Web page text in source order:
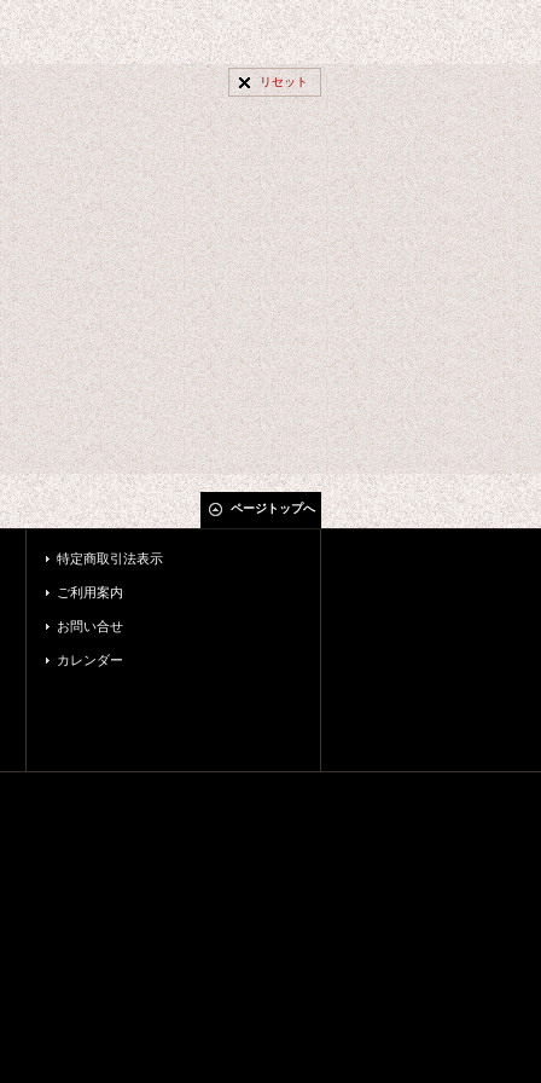
リセット
ページトップへ
特定商取引法表示
ご利用案内
お問い合せ
カレンダー